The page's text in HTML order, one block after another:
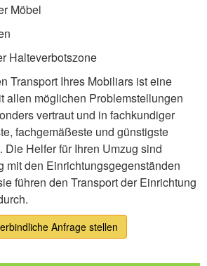
Möbel
Halteverbotszone
Transport Ihres Mobiliars ist eine
allen möglichen Problemstellungen
vertraut und in fachkundiger
fachgemäßeste und günstigste
Helfer für Ihren Umzug sind
mit den Einrichtungsgegenständen
führen den Transport der Einrichtung
Anfrage stellen